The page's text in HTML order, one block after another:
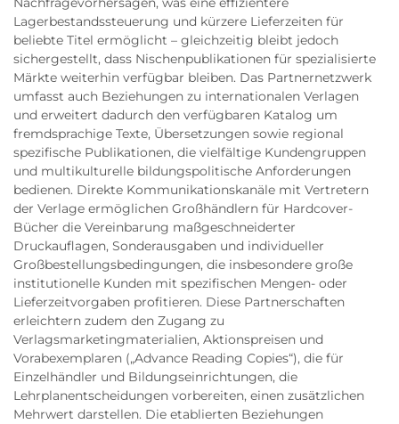
Lagerbestandssteuerung und kürzere Lieferzeiten für
beliebte Titel ermöglicht – gleichzeitig bleibt jedoch
sichergestellt, dass Nischenpublikationen für spezialisierte
Märkte weiterhin verfügbar bleiben. Das Partnernetzwerk
umfasst auch Beziehungen zu internationalen Verlagen
und erweitert dadurch den verfügbaren Katalog um
fremdsprachige Texte, Übersetzungen sowie regional
spezifische Publikationen, die vielfältige Kundengruppen
und multikulturelle bildungspolitische Anforderungen
bedienen. Direkte Kommunikationskanäle mit Vertretern
der Verlage ermöglichen Großhändlern für Hardcover-
Bücher die Vereinbarung maßgeschneiderter
Druckauflagen, Sonderausgaben und individueller
Großbestellungsbedingungen, die insbesondere große
institutionelle Kunden mit spezifischen Mengen- oder
Lieferzeitvorgaben profitieren. Diese Partnerschaften
erleichtern zudem den Zugang zu
Verlagsmarketingmaterialien, Aktionspreisen und
Vorabexemplaren („Advance Reading Copies“), die für
Einzelhändler und Bildungseinrichtungen, die
Lehrplanentscheidungen vorbereiten, einen zusätzlichen
Mehrwert darstellen. Die etablierten Beziehungen